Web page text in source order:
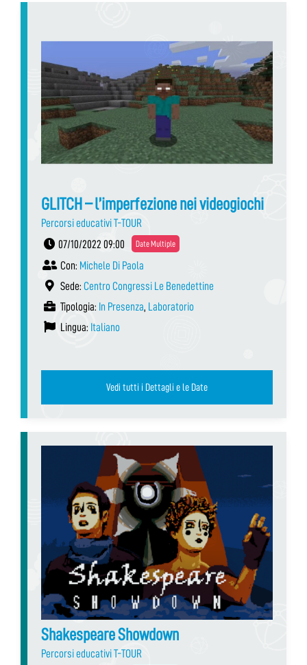
GLITCH – l’imperfezione nei videogiochi
Percorsi educativi T-TOUR
07/10/2022 09:00
Date Multiple
Con: Michele Di Paola
Sede: Centro Congressi Le Benedettine
Tipologia: In Presenza, Laboratorio
Lingua: Italiano
Vedi tutti i Dettagli e le Date
Shakespeare Showdown
Percorsi educativi T-TOUR